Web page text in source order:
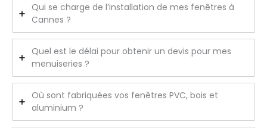
Qui se charge de l’installation de mes fenêtres à
Cannes ?
Quel est le délai pour obtenir un devis pour mes
menuiseries ?
Où sont fabriquées vos fenêtres PVC, bois et
aluminium ?